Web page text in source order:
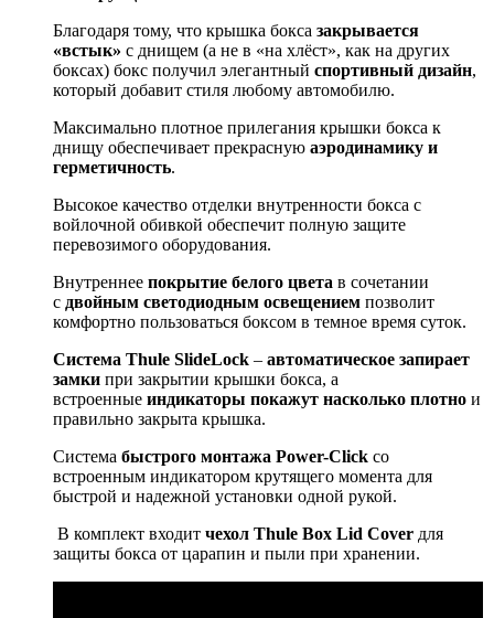
Благодаря тому, что крышка бокса закрывается
«встык» с днищем (а не в «на хлёст», как на других
боксах) бокс получил элегантный спортивный дизайн,
который добавит стиля любому автомобилю.
Максимально плотное прилегания крышки бокса к
днищу обеспечивает прекрасную аэродинамику и
герметичность.
Высокое качество отделки внутренности бокса с
войлочной обивкой обеспечит полную защите
перевозимого оборудования.
Внутреннее покрытие белого цвета в сочетании
с двойным светодиодным освещением позволит
комфортно пользоваться боксом в темное время суток.
Система Thule SlideLock – автоматическое запирает
замки при закрытии крышки бокса, а
встроенные индикаторы покажут насколько плотно и
правильно закрыта крышка.
Система быстрого монтажа Power-Click со
встроенным индикатором крутящего момента для
быстрой и надежной установки одной рукой.
В комплект входит чехол Thule Box Lid Cover для
защиты бокса от царапин и пыли при хранении.